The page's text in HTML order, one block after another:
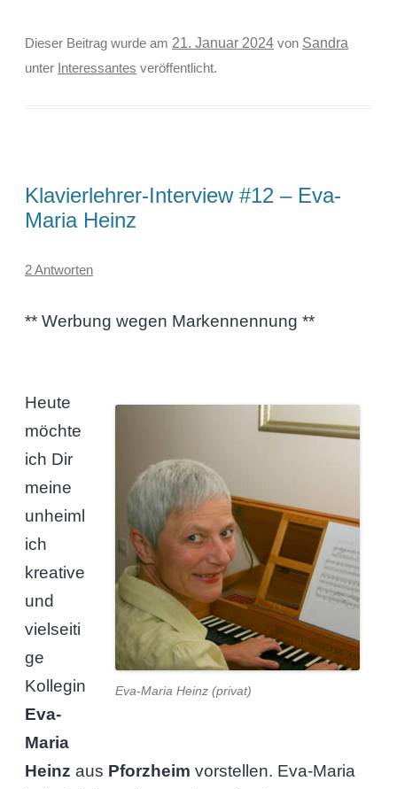
Dieser Beitrag wurde am 21. Januar 2024von Sandra
unter Interessantes veröffentlicht.
Klavierlehrer-Interview #12 – Eva-
Maria Heinz
2 Antworten
** Werbung wegen Markennennung **
Eva-Maria Heinz (privat)
Heute
möchte
ich Dir
meine
unheiml
ich
kreative
und
vielseiti
ge
Kollegin
Eva-
Maria
Heinz aus Pforzheim vorstellen. Eva-Maria